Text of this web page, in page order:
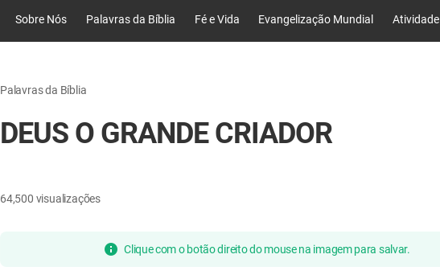
Sobre Nós Palavras da Bíblia Fé e Vida Evangelização Mundial Atividade
Palavras da Bíblia
DEUS O GRANDE CRIADOR
64,500 visualizações
Clique com o botão direito do mouse na imagem para salvar.